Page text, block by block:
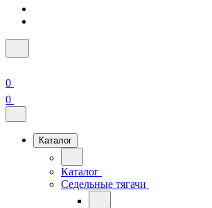
0
0
Каталог
Каталог
Седельные тягачи